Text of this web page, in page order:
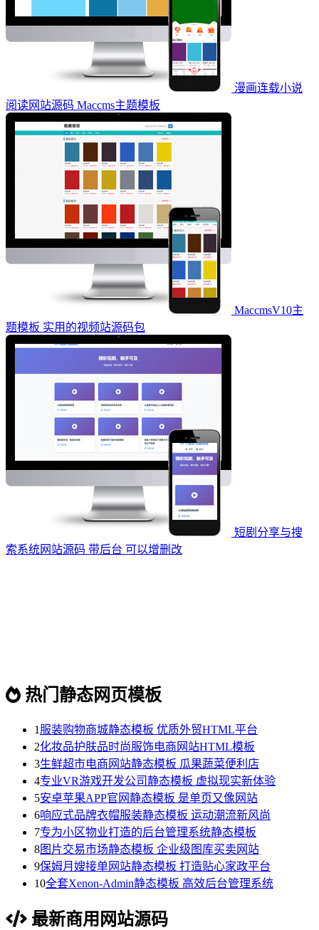
漫画连载小说
阅读网站源码 Maccms主题模板
MaccmsV10主
题模板 实用的视频站源码包
短剧分享与搜
索系统网站源码 带后台 可以增删改
热门静态网页模板
1 服装购物商城静态模板 优质外贸HTML平台
2化妆品护肤品时尚服饰电商网站HTML模板
3生鲜超市电商网站静态模板 瓜果蔬菜便利店
4专业VR游戏开发公司静态模板 虚拟现实新体验
5安卓苹果APP官网静态模板 是单页又像网站
6响应式品牌衣帽服装静态模板 运动潮流新风尚
7专为小区物业打造的后台管理系统静态模板
8图片交易市场静态模板 企业级图库买卖网站
9保姆月嫂接单网站静态模板 打造贴心家政平台
10全套Xenon-Admin静态模板 高效后台管理系统
最新商用网站源码